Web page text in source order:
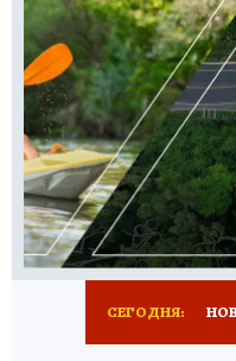
КНИЖНАЯ
ПРЕСС-
РАДИО КП
СЕГОДНЯ: